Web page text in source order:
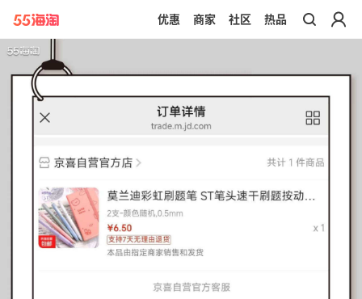
带你去官网买正品
优惠 商家 社区 热品